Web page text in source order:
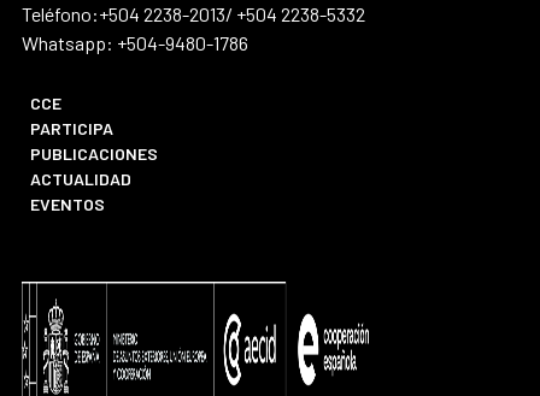
Teléfono:+504 2238-2013/ +504 2238-5332
Whatsapp: +504-9480-1786
CCE
PARTICIPA
PUBLICACIONES
ACTUALIDAD
EVENTOS